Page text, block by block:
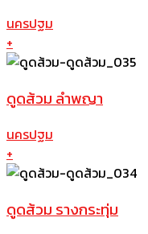
นครปฐม
+
ดูดส้วม ลำพญา
นครปฐม
+
ดูดส้วม รางกระทุ่ม